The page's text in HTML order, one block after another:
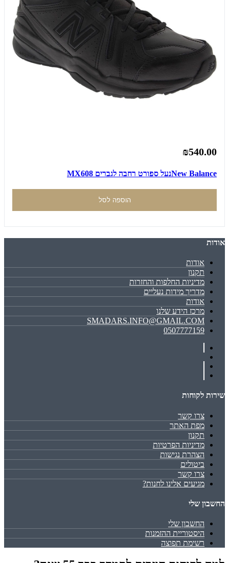
₪540.00
New Balanceנעל ספורט רחבה לגברים MX608
הוספה לסל
אודות
אודות
תקנון
מדיניות החלפות והחזרות
מדריך מידות נעליים
אודות
מרכז הידע שלנו
SMADARS.INFO@GMAIL.COM
0507777159
שירות לקוחות
צרו קשר
מפת האתר
תקנון
מדיניות הפרטיות
הצהרת נגישות
ביטולים
צרו קשר
מגיעים אלינו לחנות?
החשבון שלי
החשבון שלי
היסטוריית ההזמנות
רשימת תפוצה